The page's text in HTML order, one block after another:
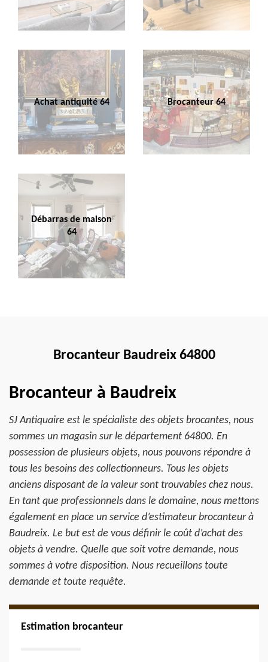
Achat antiquité 64 Brocanteur 64
Débarras de maison
64
Brocanteur Baudreix 64800
Brocanteur à Baudreix
SJ Antiquaire est le spécialiste des objets brocantes, nous
sommes un magasin sur le département 64800. En
possession de plusieurs objets, nous pouvons répondre à
tous les besoins des collectionneurs. Tous les objets
anciens disposant de la valeur sont trouvables chez nous.
En tant que professionnels dans le domaine, nous mettons
également en place un service d’estimateur brocanteur à
Baudreix. Le but est de vous définir le coût d’achat des
objets à vendre. Quelle que soit votre demande, nous
sommes à votre disposition. Nous recueillons toute
demande et toute requête.
Estimation brocanteur